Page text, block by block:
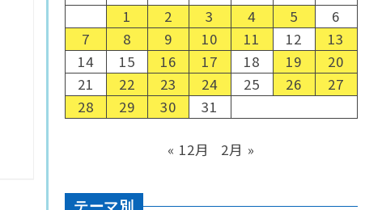
1
2 3 4 5
6
7
8 9 10 11 12
13
14
15 16 17 18 19
20
21
22 23 24 25 26
27
28
29 30 31
« 12月 2月 »